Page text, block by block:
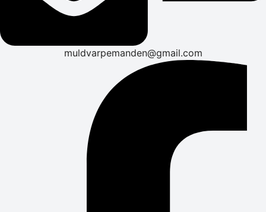
muldvarpemanden@gmail.com